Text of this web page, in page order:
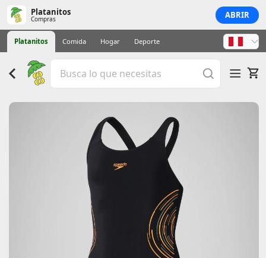
Platanitos
Compras ABRIR
Platanitos Comida Hogar Deporte